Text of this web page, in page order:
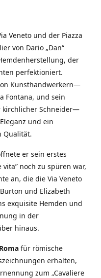
Veneto und der Piazza
von Dario „Dan“
der
perfektioniert.
Kunsthandwerkern—
Fontana, und sein
kirchlicher Schneider—
und ein
Qualität.
er sein erstes
vita” noch zu spüren war,
an, die die Via Veneto
und Elizabeth
exquisite Hemden und
in der
hinaus.
für römische
erhalten,
zum „Cavaliere